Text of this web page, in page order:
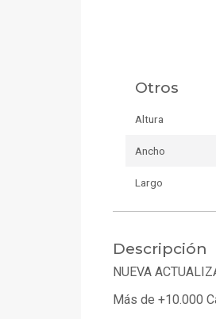
Otros
Altura
Ancho
Largo
Descripción
NUEVA
Más de +10.000